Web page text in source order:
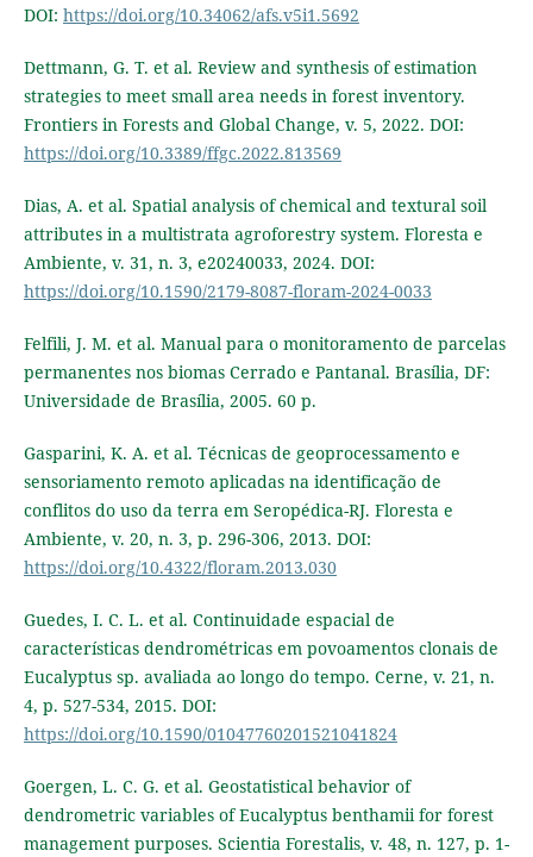
DOI: https://doi.org/10.34062/afs.v5i1.5692
Dettmann, G. T. et al. Review and synthesis of estimation
strategies to meet small area needs in forest inventory.
Frontiers in Forests and Global Change, v. 5, 2022. DOI:
https://doi.org/10.3389/ffgc.2022.813569
Dias, A. et al. Spatial analysis of chemical and textural soil
attributes in a multistrata agroforestry system. Floresta e
Ambiente, v. 31, n. 3, e20240033, 2024. DOI:
https://doi.org/10.1590/2179-8087-floram-2024-0033
Felfili, J. M. et al. Manual para o monitoramento de parcelas
permanentes nos biomas Cerrado e Pantanal. Brasília, DF:
Universidade de Brasília, 2005. 60 p.
Gasparini, K. A. et al. Técnicas de geoprocessamento e
sensoriamento remoto aplicadas na identificação de
conflitos do uso da terra em Seropédica-RJ. Floresta e
Ambiente, v. 20, n. 3, p. 296-306, 2013. DOI:
https://doi.org/10.4322/floram.2013.030
Guedes, I. C. L. et al. Continuidade espacial de
características dendrométricas em povoamentos clonais de
Eucalyptus sp. avaliada ao longo do tempo. Cerne, v. 21, n.
4, p. 527-534, 2015. DOI:
https://doi.org/10.1590/01047760201521041824
Goergen, L. C. G. et al. Geostatistical behavior of
dendrometric variables of Eucalyptus benthamii for forest
management purposes. Scientia Forestalis, v. 48, n. 127, p. 1-